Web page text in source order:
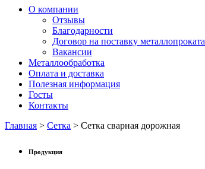
О компании
Отзывы
Благодарности
Договор на поставку металлопроката
Вакансии
Металлообработка
Оплата и доставка
Полезная информация
Госты
Контакты
Главная > Сетка > Сетка сварная дорожная
Продукция